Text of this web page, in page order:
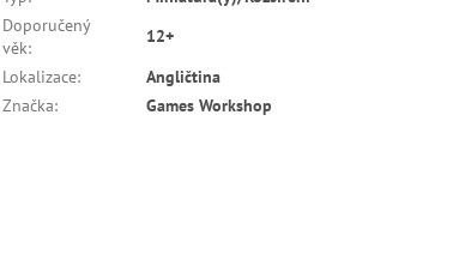
Doporučený
věk:
12+
Lokalizace:
Angličtina
Značka: Games Workshop